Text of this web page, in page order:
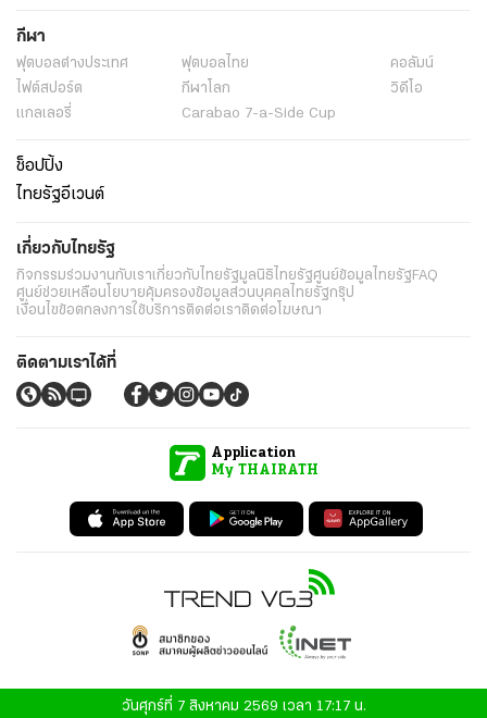
กีฬา
ฟุตบอลต่่างประเทศ ฟุตบอลไทย
คอลัมน์
ไฟต์สปอร์ต
กีฬาโลก
วิดีโอ
แกลเลอรี่
Carabao 7-a-Side Cup
ช็อปปิ้ง
ไทยรัฐอีเวนต์
เกี่ยวกับไทยรัฐ
กิจกรรมร่วมงานกับเราเกี่ยวกับไทยรัฐมูลนิธิไทยรัฐศูนย์ข้อมูลไทยรัฐFAQ
ศูนย์ช่วยเหลือนโยบายคุ้มครองข้อมูลส่วนบุคคลไทยรัฐกรุ๊ป
เงื่อนไขข้อตกลงการใช้บริการติดต่อเราติดต่อโฆษณา
ติดตามเราได้ที่
Application
My THAIRATH
วันศุกร์ที่ 7 สิงหาคม 2569 เวลา 17:17 น.